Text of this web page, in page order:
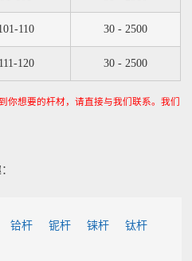
110 30 - 2500
111-120 30 - 2500
你想要的杆材，请直接与我们联系。我们
铪杆 铌杆 铼杆 钛杆